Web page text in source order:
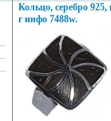
Кольцо, серебро 925,
г инфо 7488w.